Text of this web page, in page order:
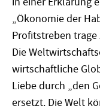
„Ökonomie der
Profitstreben trage
Die
wirtschaftliche
Liebe durch „den
ersetzt. Die Welt